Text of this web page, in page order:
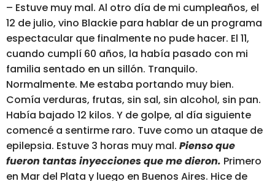
– Estuve muy mal. Al otro día de mi cumpleaños, el
12 de julio, vino Blackie para hablar de un programa
espectacular que finalmente no pude hacer. El 11,
cuando cumplí 60 años, la había pasado con mi
familia sentado en un sillón. Tranquilo.
Normalmente. Me estaba portando muy bien.
Comía verduras, frutas, sin sal, sin alcohol, sin pan.
Había bajado 12 kilos. Y de golpe, al día siguiente
comencé a sentirme raro. Tuve como un ataque de
epilepsia. Estuve 3 horas muy mal. Pienso que
fueron tantas inyecciones que me dieron. Primero
en Mar del Plata y luego en Buenos Aires. Hice de